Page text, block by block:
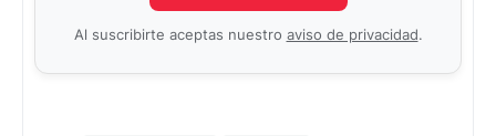
Al suscribirte aceptas nuestro aviso de privacidad.